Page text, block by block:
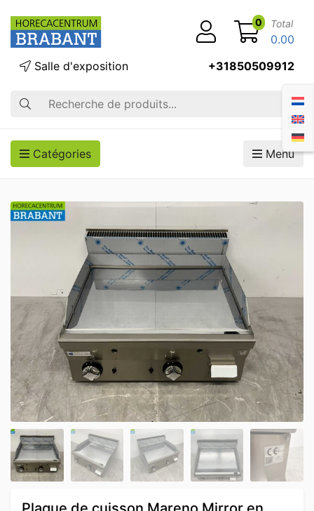
Recherche
Salle d'exposition +31850509912
0 Total
0.00
Catégories Menu